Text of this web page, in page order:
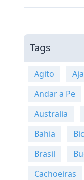
Tags
Agito
Andar a Pe
Australia
Bahia
Brasil
Cachoeiras